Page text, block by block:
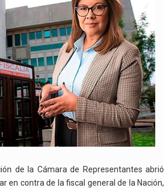
INDAGACIÓN
PRELIMINAR
CONTRA
LA
FISCAL
LUZ
ADRIANA
CAMARGO
POR
CASO
UNGRD
de la Cámara de Representantes abrió
en contra de la fiscal general de la Nación,